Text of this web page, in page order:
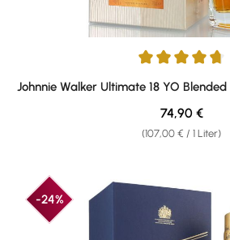
Durchschnittliche Bewertung von
Johnnie Walker Ultimate 18 YO
(107,00 € / 1 Liter)
Regulärer
74,90 €
-24%